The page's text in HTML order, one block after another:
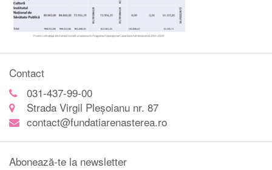
Contact
031-437-99-00
Strada Virgil Pleșoianu nr. 87
contact@fundatiarenasterea.ro
Abonează-te la newsletter